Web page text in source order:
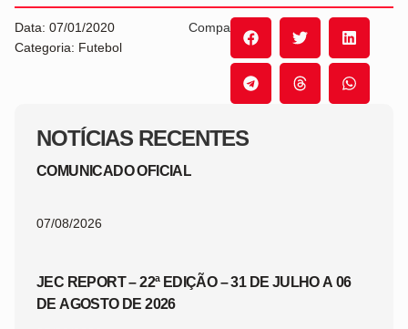
NOTÍCIAS RECENTES
COMUNICADO OFICIAL
07/08/2026
JEC REPORT – 22ª EDIÇÃO – 31 DE JULHO A 06
DE AGOSTO DE 2026
Data: 07/01/2020
Categoria: Futebol
Compartilhe: